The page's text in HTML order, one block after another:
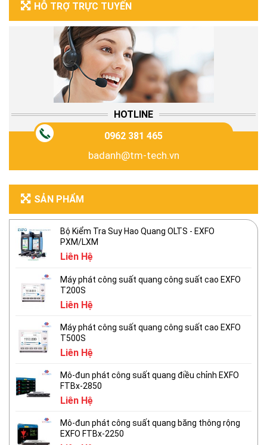
HỖ TRỢ TRỰC TUYẾN
HOTLINE
0962 381 465
badanh@tm-tech.vn
SẢN PHẨM
Bộ Kiểm Tra Suy Hao Quang OLTS - EXFO
PXM/LXM
Liên Hệ
Máy phát công suất quang công suất cao EXFO
T200S
Liên Hệ
Máy phát công suất quang công suất cao EXFO
T500S
Liên Hệ
Mô-đun phát công suất quang điều chỉnh EXFO
FTBx-2850
Liên Hệ
Mô-đun phát công suất quang băng thông rộng
EXFO FTBx-2250